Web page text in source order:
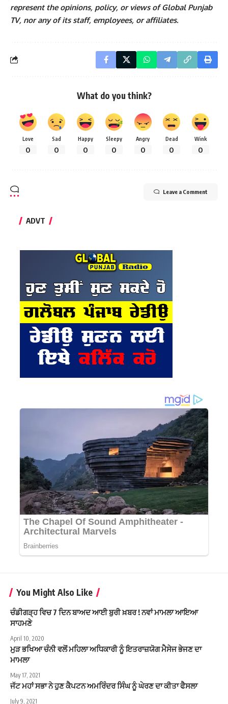
represent the opinions, policy, or views of Global Punjab
TV, nor any of its staff, employees, or affiliates.
What do you think?
Love
0
Sad
0
Happy
0
Sleepy
0
Angry
0
Dead
0
Wink
0
Leave a Comment
ADVT
You Might Also Like
ਚੰਡੀਗੜ੍ਹ ਵਿਚ 7 ਦਿਨ ਬਾਅਦ ਆਈ ਬੁਰੀ ਖ਼ਬਰ ! ਨਵਾਂ ਮਾਮਲਾ ਆਇਆ
ਸਾਹਮਣੇ
April 10, 2020
ਮੁੜ ਭਖਿਆ ਚੰਨੀ ਵਲੋਂ ਮਹਿਲਾ ਅਧਿਕਾਰੀ ਨੂੰ ਇਤਰਾਜ਼ਯੋਗ ਮੈਸੇਜ ਭੇਜਣ ਦਾ
ਮਾਮਲਾ
May 17, 2021
ਜੱਟ ਮਹਾਂ ਸਭਾ ਨੇ ਹੁਣ ਕੈਪਟਨ ਅਮਰਿੰਦਰ ਸਿੰਘ ਨੂੰ ਘੇਰਣ ਦਾ ਕੀਤਾ ਫੈਸਲਾ
July 9, 2021